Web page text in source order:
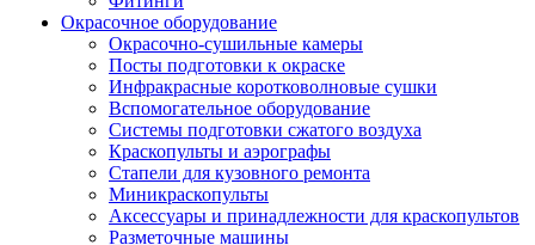
Окрасочное оборудование
Окрасочно-сушильные камеры
Посты подготовки к окраске
Инфракрасные коротковолновые сушки
Вспомогательное оборудование
Системы подготовки сжатого воздуха
Краскопульты и аэрографы
Стапели для кузовного ремонта
Миникраскопульты
Аксессуары и принадлежности для краскопультов
Разметочные машины